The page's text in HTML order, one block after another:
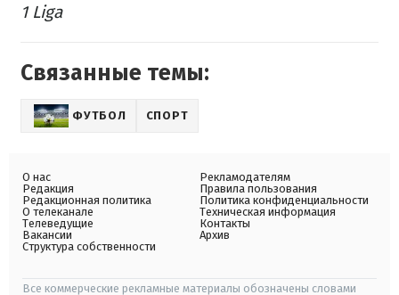
1 Liga
Связанные темы:
ФУТБОЛ СПОРТ
О нас
Редакция
Редакционная политика
О телеканале
Телеведущие
Вакансии
Структура собственности
Рекламодателям
Правила пользования
Политика конфиденциальности
Техническая информация
Контакты
Архив
Все коммерческие рекламные материалы обозначены словами